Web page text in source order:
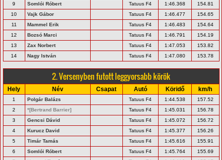
9
Somlói Róbert Tatuus F4 1:46.368
154.81
10
Vajk Gábor Tatuus F4 1:46.477
154.65
11
Mammel Erik Tatuus F4 1:46.483
154.64
12
Bozsó Marci Tatuus F4 1:46.791
154.19
13
Zax Norbert Tatuus F4 1:47.053
153.82
14
Nagy István Tatuus F4 1:47.080 153.78
2. Versenyben futott leggyorsabb körök
Hely Név Csapat Autó Köridő km/h
1 Polgár Balázs Tatuus F4 1:44.538
157.52
2
*[Bertrand Barrier] Tatuus F4 1:45.031
156.78
3
Gencsi Dávid Tatuus F4 1:45.072
156.72
4
Kurucz David Tatuus F4 1:45.377
156.26
5
Timár Tamás Tatuus F4 1:45.616
155.91
6
Somlói Róbert Tatuus F4 1:45.764
155.69